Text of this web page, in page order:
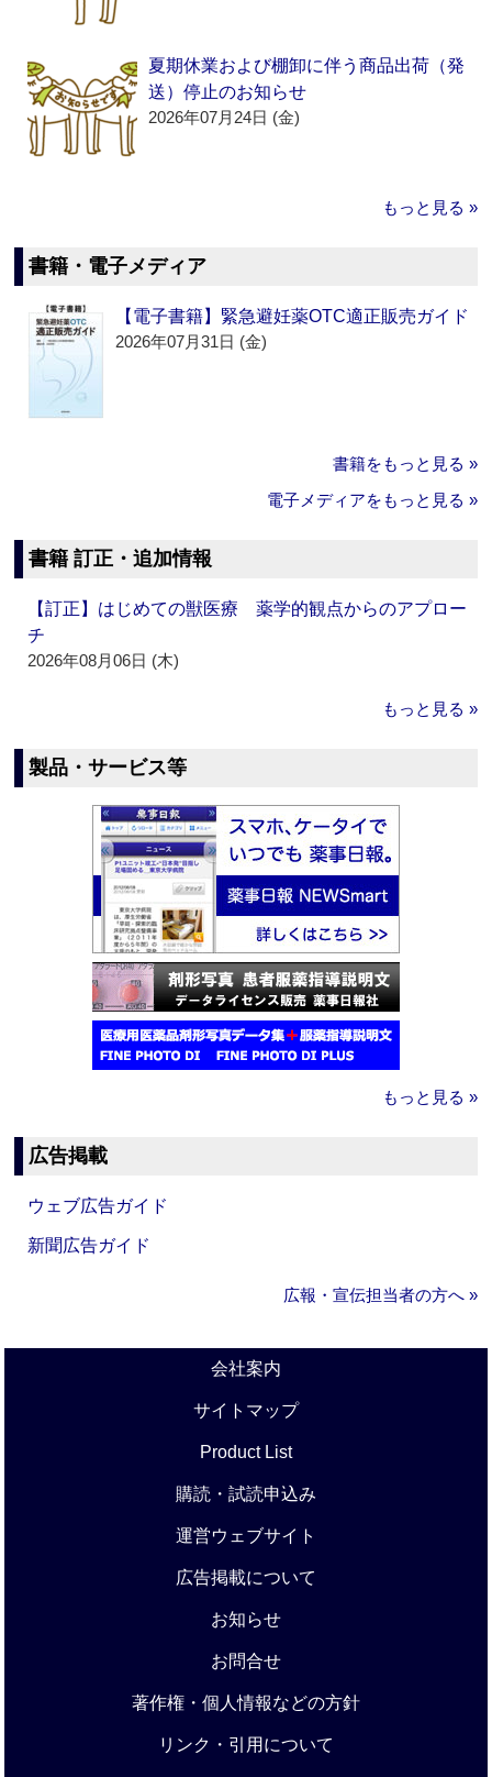
夏期休業および棚卸に伴う商品出荷（発
送）停止のお知らせ
2026年07月24日 (金)
もっと見る »
書籍・電子メディア
【電子書籍】緊急避妊薬OTC適正販売ガイド
2026年07月31日 (金)
書籍をもっと見る »
電子メディアをもっと見る »
書籍 訂正・追加情報
【訂正】はじめての獣医療 薬学的観点からのアプロー
チ
2026年08月06日 (木)
もっと見る »
製品・サービス等
もっと見る »
広告掲載
ウェブ広告ガイド
新聞広告ガイド
広報・宣伝担当者の方へ »
会社案内
サイトマップ
Product List
購読・試読申込み
運営ウェブサイト
広告掲載について
お知らせ
お問合せ
著作権・個人情報などの方針
リンク・引用について